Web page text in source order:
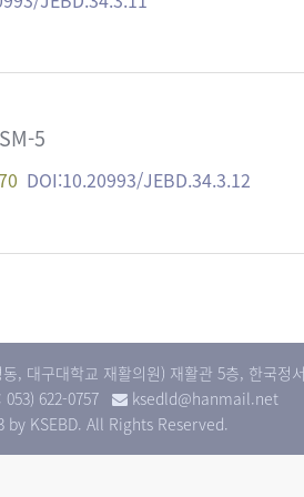
5
DOI:10.20993/JEBD.34.3.12
, 대구대학교 재활의원) 재활관 5층, 한국정
053) 622-0757
ksedld@hanmail.net
KSEBD. All Rights Reserved.